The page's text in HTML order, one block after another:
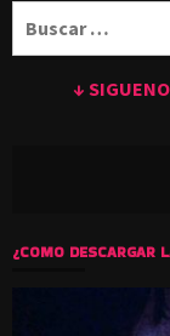
↓
¿COMO DESCARGAR